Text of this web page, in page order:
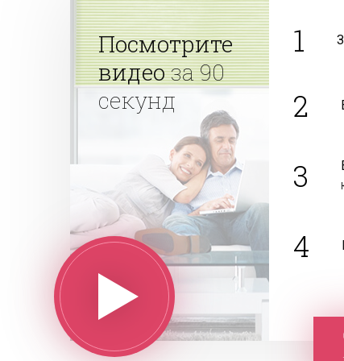
Посмотрите
видеоза 90
секунд
1
2
3
4